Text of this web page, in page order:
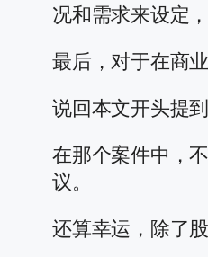
况和需求来设定
最后，对于在商
说回本文开头提
在那个案件中，
议。
还算幸运，除了